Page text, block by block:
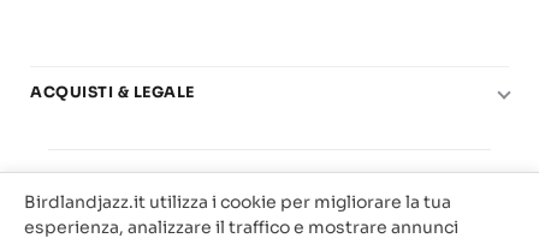
Basi play-along
Offerte
Carta del Docente
ACQUISTI & LEGALE
Privacy & Cookie
Birdland Milano. P.Iva 12093700156
Birdlandjazz.it utilizza i cookie per migliorare la tua
esperienza, analizzare il traffico e mostrare annunci